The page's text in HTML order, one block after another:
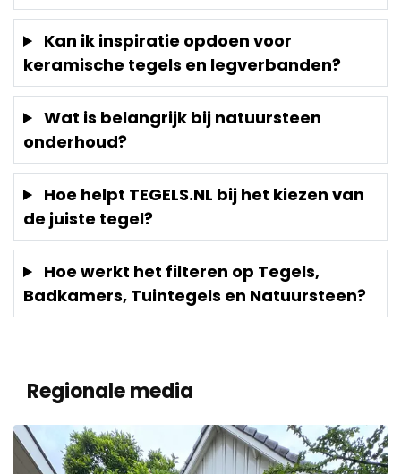
Kan ik inspiratie opdoen voor
keramische tegels en legverbanden?
Wat is belangrijk bij natuursteen
onderhoud?
Hoe helpt TEGELS.NL bij het kiezen van
de juiste tegel?
Hoe werkt het filteren op Tegels,
Badkamers, Tuintegels en Natuursteen?
Regionale media